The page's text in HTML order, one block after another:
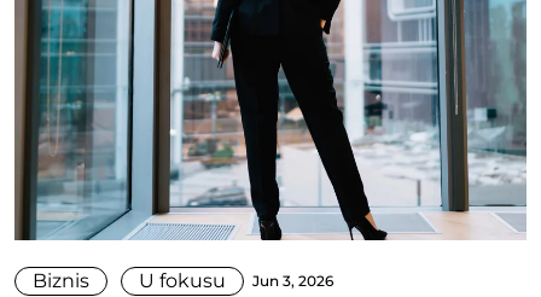
Biznis U fokusu Jun 3, 2026